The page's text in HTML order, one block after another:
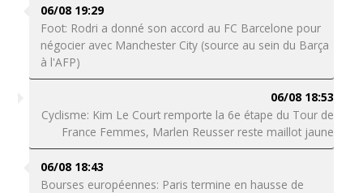
06/08 19:29
Foot: Rodri a donné son accord au FC Barcelone pour
négocier avec Manchester City (source au sein du Barça
à l'AFP)
06/08 18:53
Cyclisme: Kim Le Court remporte la 6e étape du Tour de
France Femmes, Marlen Reusser reste maillot jaune
06/08 18:43
Bourses européennes: Paris termine en hausse de